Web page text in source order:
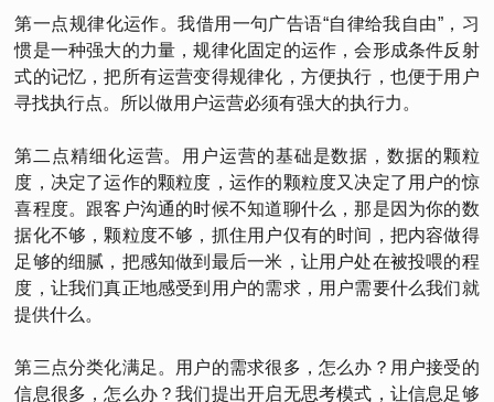
第一点规律化运作。我借用一句广告语“自律给我自由”，习
惯是一种强大的力量，规律化固定的运作，会形成条件反射
式的记忆，把所有运营变得规律化，方便执行，也便于用户
寻找执行点。所以做用户运营必须有强大的执行力。
第二点精细化运营。用户运营的基础是数据，数据的颗粒
度，决定了运作的颗粒度，运作的颗粒度又决定了用户的惊
喜程度。跟客户沟通的时候不知道聊什么，那是因为你的数
据化不够，颗粒度不够，抓住用户仅有的时间，把内容做得
足够的细腻，把感知做到最后一米，让用户处在被投喂的程
度，让我们真正地感受到用户的需求，用户需要什么我们就
提供什么。
第三点分类化满足。用户的需求很多，怎么办？用户接受的
信息很多，怎么办？我们提出开启无思考模式，让信息足够